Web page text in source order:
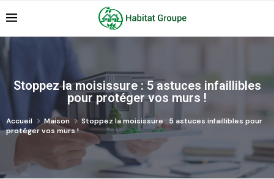
Stoppez la moisissure : 5 astuces infaillibles
pour protéger vos murs !
Accueil Maison
Stoppez la moisissure : 5 astuces infaillibles pour
protéger vos murs !